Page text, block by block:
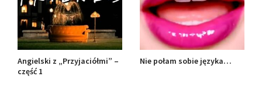
Angielski z „Przyjaciółmi” –
część 1
Nie połam sobie języka…